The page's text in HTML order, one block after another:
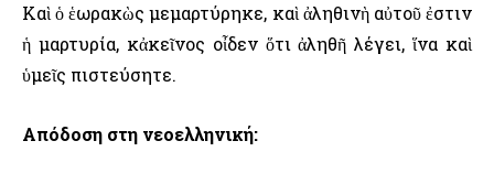
Καὶ ὁ ἑωρακὼς μεμαρτύρηκε, καὶ ἀληθινὴ αὐτοῦ ἐστιν
ἡ μαρτυρία, κἀκεῖνος οἶδεν ὅτι ἀληθῆ λέγει, ἵνα καὶ
ὑμεῖς πιστεύσητε.
Απόδοση στη νεοελληνική: